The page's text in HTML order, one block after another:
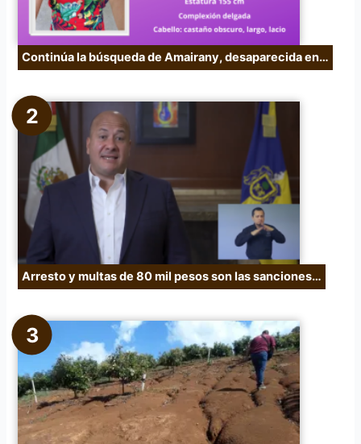
Continúa la búsqueda de Amairany, desaparecida en…
Arresto y multas de 80 mil pesos son las sanciones…